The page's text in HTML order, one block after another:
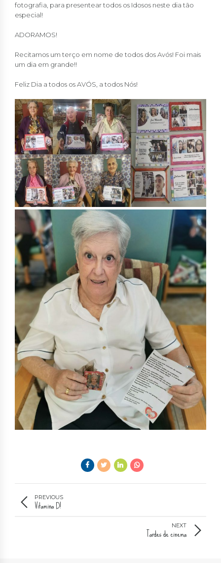
fotografia, para presentear todos os Idosos neste dia tão
especial!
ADORAMOS!
Recitamos um terço em nome de todos dos Avós! Foi mais
um dia em grande!!
Feliz Dia a todos os AVÓS, a todos Nós!
PREVIOUS
Vitamina D!
NEXT
Tardes de cinema